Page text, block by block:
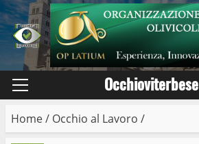
Skip
to
content
Primary
Occhioviterbese
Home/ Occhio al Lavoro /